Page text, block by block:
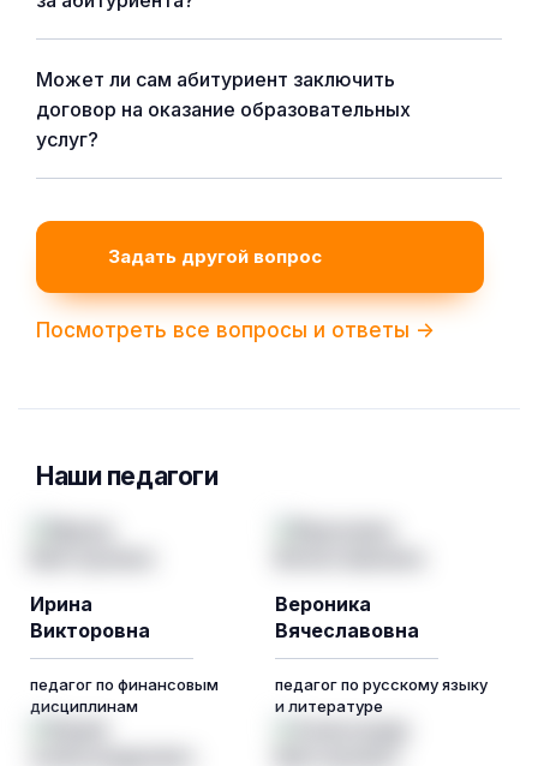
Может ли сам абитуриент заключить
договор на оказание образовательных
услуг?
Задать другой вопрос
Посмотреть все вопросы и ответы ->
Наши педагоги
Ирина
Викторовна
педагог по финансовым
дисциплинам
Вероника
Вячеславовна
педагог по русскому языку
и литературе